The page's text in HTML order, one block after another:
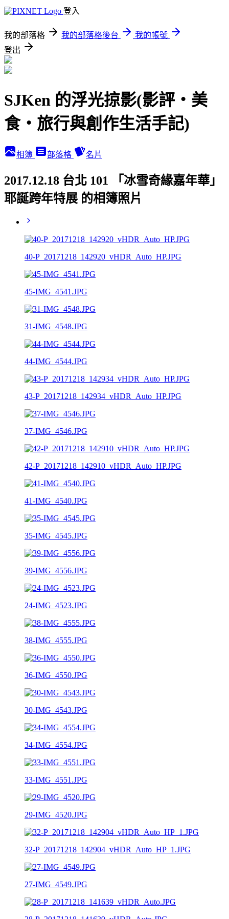
登入
我的部落格 我的部落格後台
我的帳號
登出
SJKen 的浮光掠影(影評‧美
食‧旅行與創作生活手記)
相簿 部落格 名片
2017.12.18 台北 101 「冰雪奇緣嘉年華」
耶誕跨年特展 的相簿照片
40-P_20171218_142920_vHDR_Auto_HP.JPG
45-IMG_4541.JPG
31-IMG_4548.JPG
44-IMG_4544.JPG
43-P_20171218_142934_vHDR_Auto_HP.JPG
37-IMG_4546.JPG
42-P_20171218_142910_vHDR_Auto_HP.JPG
41-IMG_4540.JPG
35-IMG_4545.JPG
39-IMG_4556.JPG
24-IMG_4523.JPG
38-IMG_4555.JPG
36-IMG_4550.JPG
30-IMG_4543.JPG
34-IMG_4554.JPG
33-IMG_4551.JPG
29-IMG_4520.JPG
32-P_20171218_142904_vHDR_Auto_HP_1.JPG
27-IMG_4549.JPG